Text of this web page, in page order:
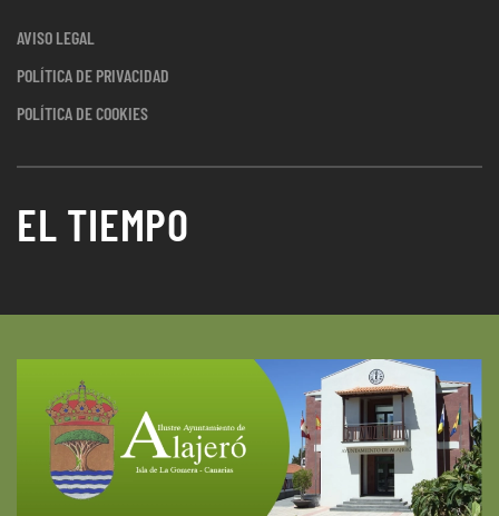
AVISO LEGAL
POLÍTICA DE PRIVACIDAD
POLÍTICA DE COOKIES
EL TIEMPO